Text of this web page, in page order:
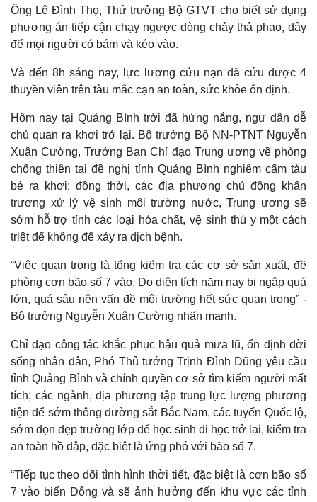
Thế giới
Quan sát
Cuộc sống đó đây
Hồ sơ
Multimedia
Video
Ảnh
E-Magazine
Ông Lê Đình Thọ, Thứ trưởng Bộ GTVT cho biết sử dụng
phương án tiếp cận chạy ngược dòng chảy thả phao, dây
để mọi người có bám và kéo vào.
Và đến 8h sáng nay, lực lượng cứu nạn đã cứu được 4
thuyền viên trên tàu mắc cạn an toàn, sức khỏe ổn định.
Hôm nay tại Quảng Bình trời đã hửng nắng, ngư dân dễ
chủ quan ra khơi trở lại. Bộ trưởng Bộ NN-PTNT Nguyễn
Xuân Cường, Trưởng Ban Chỉ đạo Trung ương về phòng
chống thiên tai đề nghị tỉnh Quảng Bình nghiêm cấm tàu
bè ra khơi; đồng thời, các địa phương chủ động khẩn
trương xử lý vệ sinh môi trường nước, Trung ương sẽ
sớm hỗ trợ tỉnh các loại hóa chất, vệ sinh thú y một cách
triệt để không để xảy ra dịch bệnh.
“Việc quan trọng là tổng kiểm tra các cơ sở sản xuất, đề
phòng cơn bão số 7 vào. Do diện tích năm nay bị ngập quá
lớn, quá sâu nên vấn đề môi trường hết sức quan trọng” -
Bộ trưởng Nguyễn Xuân Cường nhấn mạnh.
Chỉ đạo công tác khắc phục hậu quả mưa lũ, ổn định đời
sống nhân dân, Phó Thủ tướng Trịnh Đình Dũng yêu cầu
tỉnh Quảng Bình và chính quyền cơ sở tìm kiếm người mất
tích; các ngành, địa phương tập trung lực lượng phương
tiện để sớm thông đường sắt Bắc Nam, các tuyến Quốc lộ,
sớm dọn dẹp trường lớp để học sinh đi học trở lại, kiểm tra
an toàn hồ đập, đặc biệt là ứng phó với bão số 7.
“Tiếp tục theo dõi tình hình thời tiết, đặc biệt là cơn bão số
7 vào biển Đông và sẽ ảnh hưởng đến khu vực các tỉnh